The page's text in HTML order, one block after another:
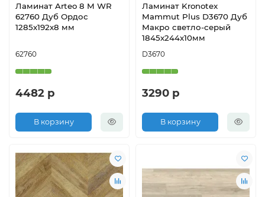
Ламинат Arteo 8 M WR
62760 Дуб Ордос
1285х192х8 мм
62760
4482 р
В корзину
Ламинат Kronotex
Mammut Plus D3670 Дуб
Макро светло-серый
1845х244х10мм
D3670
3290 р
В корзину